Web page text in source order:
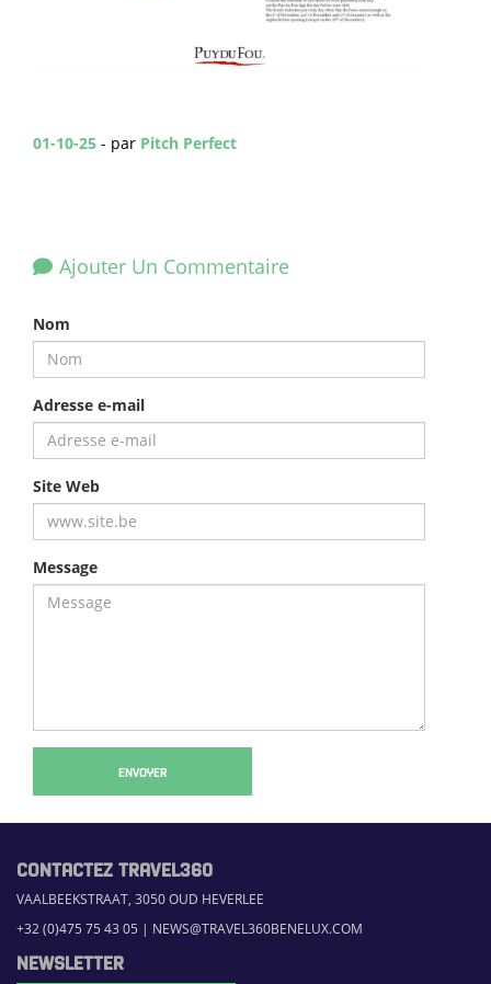
01-10-25 - par Pitch Perfect
Ajouter Un Commentaire
Nom
Adresse e-mail
Site Web
Message
ENVOYER
CONTACTEZ TRAVEL360
VAALBEEKSTRAAT, 3050 OUD HEVERLEE
+32 (0)475 75 43 05 | NEWS@TRAVEL360BENELUX.COM
NEWSLETTER